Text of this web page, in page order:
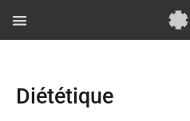
contenu
Diététique